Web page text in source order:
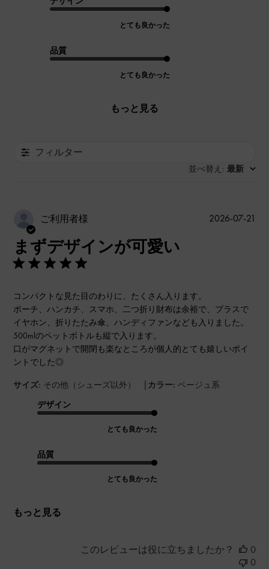
とても良かった
品質
とても良かった
もっと見る
フィルター
並べ替え : 最新
ご利用者様
まずデザインが可愛い
コンパクトな見た目のわりに、たくさん入ります。
ポーチ、ハンカチ、スマホ、二つ折り財布は余裕で、プラスで
イヤホン、折りたたみ傘、ハンディファンなども入りました。
500mlのペットボトルも縦で入ります。
口がマグネットで開閉も楽なところが個人的とても嬉しいポイ
ントでした◎
サイズ: その他（シューズ以外） | カラー: ベージュ系
デザイン
とても良かった
品質
とても良かった
もっと見る
2026-07-21
このレビューは役に立ちましたか？
0
0